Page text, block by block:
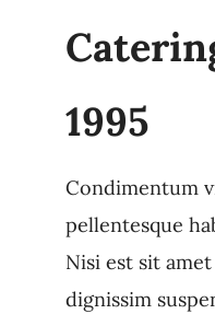
1995
Condimentum
pellentesque
Nisi est sit
dignissim